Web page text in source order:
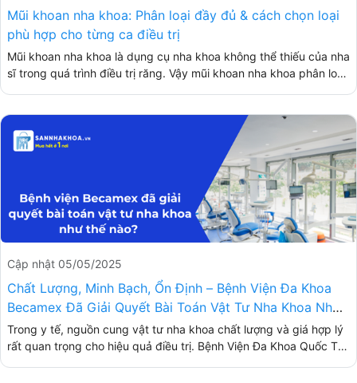
Mũi khoan nha khoa: Phân loại đầy đủ & cách chọn loại
phù hợp cho từng ca điều trị
Mũi khoan nha khoa là dụng cụ nha khoa không thể thiếu của nha
sĩ trong quá trình điều trị răng. Vậy mũi khoan nha khoa phân loại
Cập nhật 05/05/2025
Chất Lượng, Minh Bạch, Ổn Định – Bệnh Viện Đa Khoa
Becamex Đã Giải Quyết Bài Toán Vật Tư Nha Khoa Như
Thế Nào?
Trong y tế, nguồn cung vật tư nha khoa chất lượng và giá hợp lý
rất quan trọng cho hiệu quả điều trị. Bệnh Viện Đa Khoa Quốc Tế